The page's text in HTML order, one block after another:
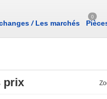
/Les marchés
0
prix